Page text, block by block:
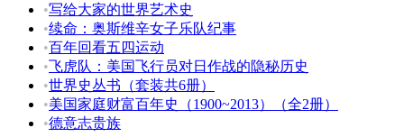
•写给大家的世界艺术史
•续命：奥斯维辛女子乐队纪事
•百年回看五四运动
•飞虎队：美国飞行员对日作战的隐秘历史
•世界史丛书（套装共6册）
•美国家庭财富百年史（1900~2013）（全2册）
•德意志贵族